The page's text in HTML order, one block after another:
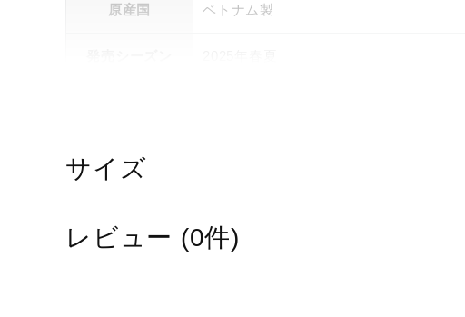
原産国 ベトナム製
サイズ
レビュー (0件)